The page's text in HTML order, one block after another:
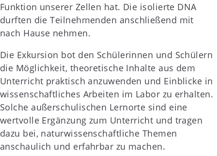
Funktion unserer Zellen hat. Die isolierte DNA
durften die Teilnehmenden anschließend mit
nach Hause nehmen.
Die Exkursion bot den Schülerinnen und Schülern
die Möglichkeit, theoretische Inhalte aus dem
Unterricht praktisch anzuwenden und Einblicke in
wissenschaftliches Arbeiten im Labor zu erhalten.
Solche außerschulischen Lernorte sind eine
wertvolle Ergänzung zum Unterricht und tragen
dazu bei, naturwissenschaftliche Themen
anschaulich und erfahrbar zu machen.